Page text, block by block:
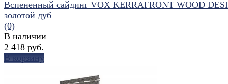
Вспененный сайдинг VOX KERRAFRONT WOOD
золотой дуб
(0)
В наличии
2 418 руб.
В корзину